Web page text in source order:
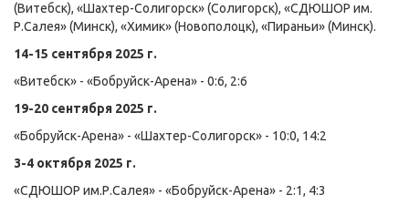
(Витебск), «Шахтер-Солигорск» (Солигорск), «СДЮШОР им.
Р.Салея» (Минск), «Химик» (Новополоцк), «Пираньи» (Минск).
14-15 сентября 2025 г.
«Витебск» - «Бобруйск-Арена» - 0:6, 2:6
19-20 сентября 2025 г.
«Бобруйск-Арена» - «Шахтер-Солигорск» - 10:0, 14:2
3-4 октября 2025 г.
«СДЮШОР им.Р.Салея» - «Бобруйск-Арена» - 2:1, 4:3